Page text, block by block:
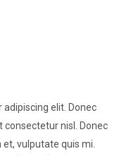
adipiscing elit. Donec
consectetur nisl. Donec
vulputate quis mi.